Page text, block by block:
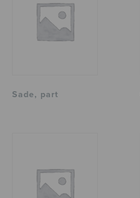
Sade, part